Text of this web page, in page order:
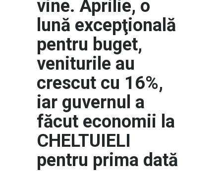
vine. Aprilie, o
lună excepţională
pentru buget,
veniturile au
crescut cu 16%,
iar guvernul a
făcut economii la
CHELTUIELI
pentru prima dată